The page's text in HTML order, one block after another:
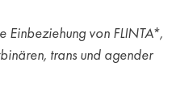
Einbeziehung von FLINTA*,
trans und agender